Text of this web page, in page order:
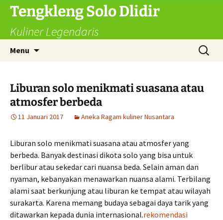
Langsung
Tengkleng Solo Dlidir
Kuliner Legendaris
Menu
Cari
untuk:
Liburan solo menikmati suasana atau
atmosfer berbeda
11 Januari 2017 Aneka Ragam kuliner Nusantara
Liburan solo menikmati suasana atau atmosfer yang
berbeda. Banyak destinasi dikota solo yang bisa untuk
berlibur atau sekedar cari nuansa beda. Selain aman dan
nyaman, kebanyakan menawarkan nuansa alami. Terbilang
alami saat berkunjung atau liburan ke tempat atau wilayah
surakarta. Karena memang budaya sebagai daya tarik yang
ditawarkan kepada dunia internasional.rekomendasi